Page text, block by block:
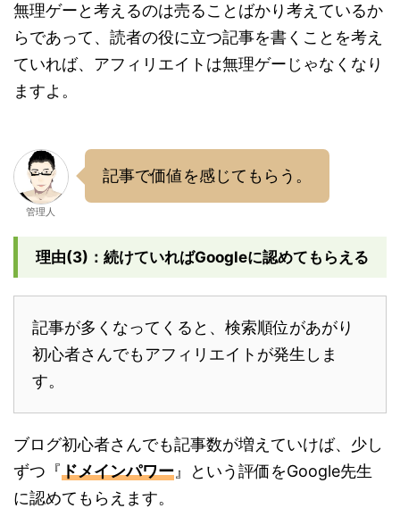
無理ゲーと考えるのは売ることばかり考えているか
らであって、読者の役に立つ記事を書くことを考え
ていれば、アフィリエイトは無理ゲーじゃなくなり
ますよ。
管理人
記事で価値を感じてもらう。
理由(3)：続けていればGoogleに認めてもらえる
記事が多くなってくると、検索順位があがり
初心者さんでもアフィリエイトが発生しま
す。
ブログ初心者さんでも記事数が増えていけば、少し
ずつ『ドメインパワー 』という評価をGoogle先生
に認めてもらえます。